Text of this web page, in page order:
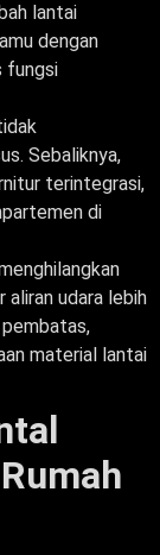
lantai
dengan
fungsi
Sebaliknya,
terintegrasi,
di
udara lebih
pembatas,
material lantai